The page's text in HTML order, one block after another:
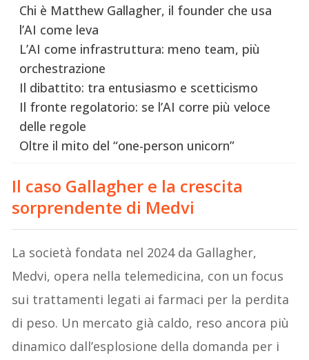
Chi è Matthew Gallagher, il founder che usa
l’AI come leva
L’AI come infrastruttura: meno team, più
orchestrazione
Il dibattito: tra entusiasmo e scetticismo
Il fronte regolatorio: se l’AI corre più veloce
delle regole
Oltre il mito del “one-person unicorn”
Il caso Gallagher e la crescita
sorprendente di Medvi
La società fondata nel 2024 da Gallagher,
Medvi, opera nella telemedicina, con un focus
sui trattamenti legati ai farmaci per la perdita
di peso. Un mercato già caldo, reso ancora più
dinamico dall’esplosione della domanda per i